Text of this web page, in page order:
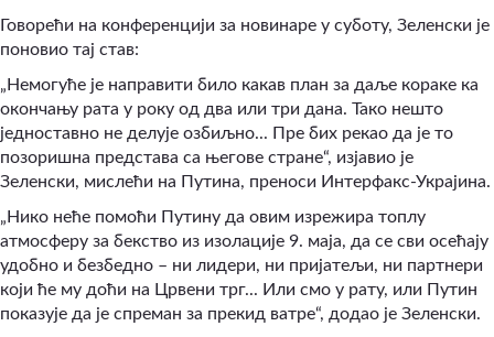
Говорећи на конференцији за новинаре у суботу, Зеленски је
поновио тај став:
„Немогуће је направити било какав план за даље кораке ка
окончању рата у року од два или три дана. Тако нешто
једноставно не делује озбиљно... Пре бих рекао да је то
позоришна представа са његове стране“, изјавио је
Зеленски, мислећи на Путина, преноси Интерфакс-Украјина.
„Нико неће помоћи Путину да овим изрежира топлу
атмосферу за бекство из изолације 9. маја, да се сви осећају
удобно и безбедно – ни лидери, ни пријатељи, ни партнери
који ће му доћи на Црвени трг... Или смо у рату, или Путин
показује да је спреман за прекид ватре“, додао је Зеленски.